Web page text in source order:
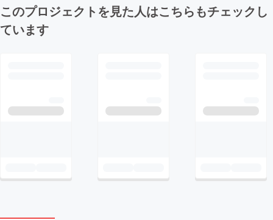
このプロジェクトを見た人はこちらもチェックし
ています